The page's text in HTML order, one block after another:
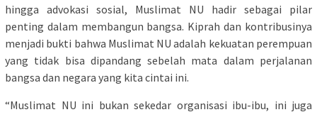
hingga advokasi sosial, Muslimat NU hadir sebagai pilar
penting dalam membangun bangsa. Kiprah dan kontribusinya
menjadi bukti bahwa Muslimat NU adalah kekuatan perempuan
yang tidak bisa dipandang sebelah mata dalam perjalanan
bangsa dan negara yang kita cintai ini.
“Muslimat NU ini bukan sekedar organisasi ibu-ibu, ini juga